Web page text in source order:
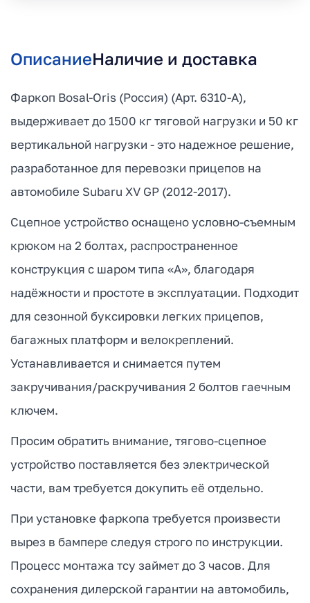
ОписаниеНаличие и доставка
Фаркоп Bosal-Oris (Россия) (Арт. 6310-A),
выдерживает до 1500 кг тяговой нагрузки и 50 кг
вертикальной нагрузки - это надежное решение,
разработанное для перевозки прицепов на
автомобиле Subaru XV GP (2012-2017).
Сцепное устройство оснащено условно-съемным
крюком на 2 болтах, распространенное
конструкция с шаром типа «А», благодаря
надёжности и простоте в эксплуатации. Подходит
для сезонной буксировки легких прицепов,
багажных платформ и велокреплений.
Устанавливается и снимается путем
закручивания/раскручивания 2 болтов гаечным
ключем.
Просим обратить внимание, тягово-сцепное
устройство поставляется без электрической
части, вам требуется докупить её отдельно.
При установке фаркопа требуется произвести
вырез в бампере следуя строго по инструкции.
Процесс монтажа тсу займет до 3 часов. Для
сохранения дилерской гарантии на автомобиль,